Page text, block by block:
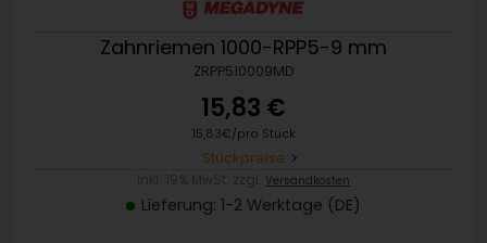
Zahnriemen 1000-RPP5-9 mm
ZRPP510009MD
15,83 €
15,83€/pro Stück
Stückpreise
Versandkosten
Lieferung: 1-2 Werktage (DE)